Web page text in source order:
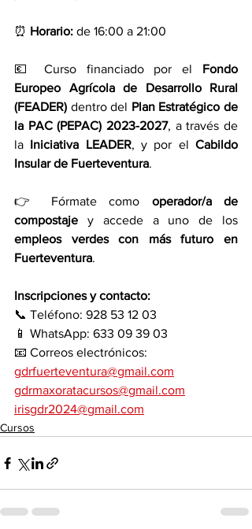
⏰ Horario: de 16:00 a 21:00
💶 Curso financiado por el Fondo
Europeo Agrícola de Desarrollo Rural
(FEADER) dentro del Plan Estratégico de
la PAC (PEPAC) 2023-2027, a través de
la Iniciativa LEADER, y por el Cabildo
Insular de Fuerteventura.
👉 Fórmate como operador/a de
compostaje
empleos verdes con más futuro en
Fuerteventura.
Inscripciones y contacto:
📞 Teléfono: 928 53 12 03
📱 WhatsApp: 633 09 39 03
📧 Correos electrónicos:
gdrfuerteventura@gmail.com
gdrmaxoratacursos@gmail.com
irisgdr2024@gmail.com
Cursos